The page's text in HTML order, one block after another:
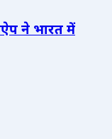
ने भारत में